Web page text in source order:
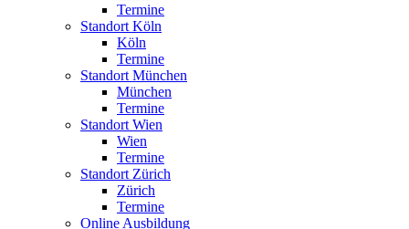
Termine
Standort Köln
Köln
Termine
Standort München
München
Termine
Standort Wien
Wien
Termine
Standort Zürich
Zürich
Termine
Online Ausbildung